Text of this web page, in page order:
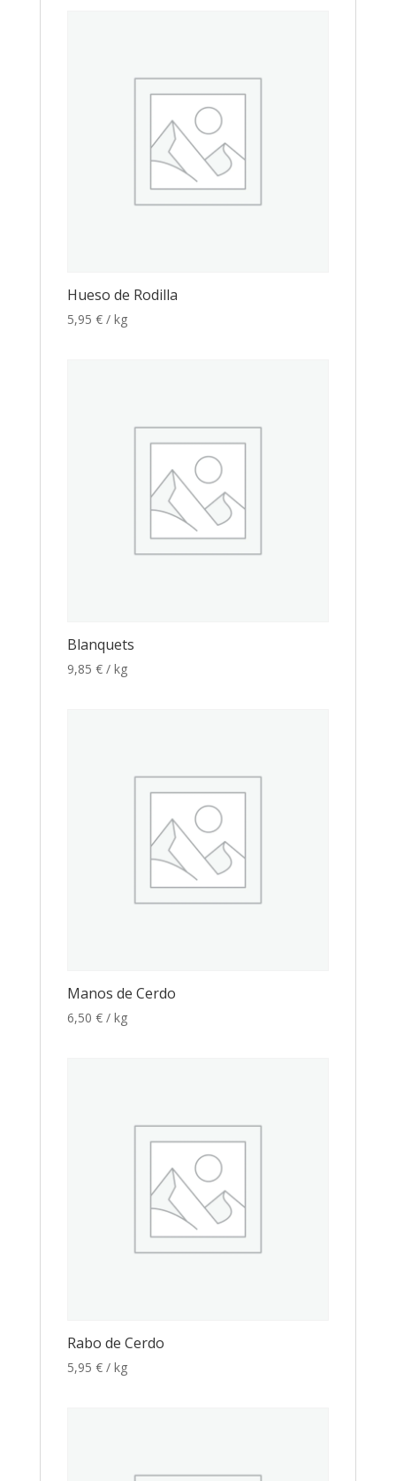
Hueso de Rodilla
5,95 € / kg
Blanquets
9,85 € / kg
Manos de Cerdo
6,50 € / kg
Rabo de Cerdo
5,95 € / kg